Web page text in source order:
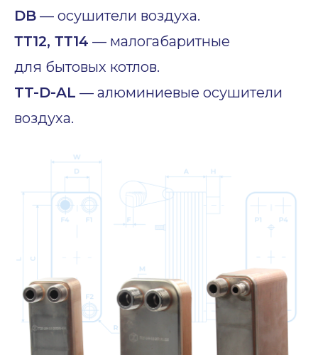
DB — осушители воздуха.
ТТ12, ТТ14 — малогабаритные
для бытовых котлов.
TT-D-AL — алюминиевые осушители
воздуха.